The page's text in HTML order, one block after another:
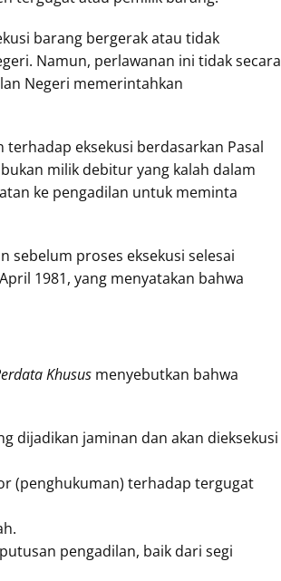
barang bergerak atau tidak
Namun, perlawanan ini tidak secara
Negeri memerintahkan
eksekusi berdasarkan Pasal
milik debitur yang kalah dalam
ke pengadilan untuk meminta
sebelum proses eksekusi selesai
1981, yang menyatakan bahwa
Khusus menyebutkan bahwa
dijadikan jaminan dan akan dieksekusi
(penghukuman) terhadap tergugat
pengadilan, baik dari segi